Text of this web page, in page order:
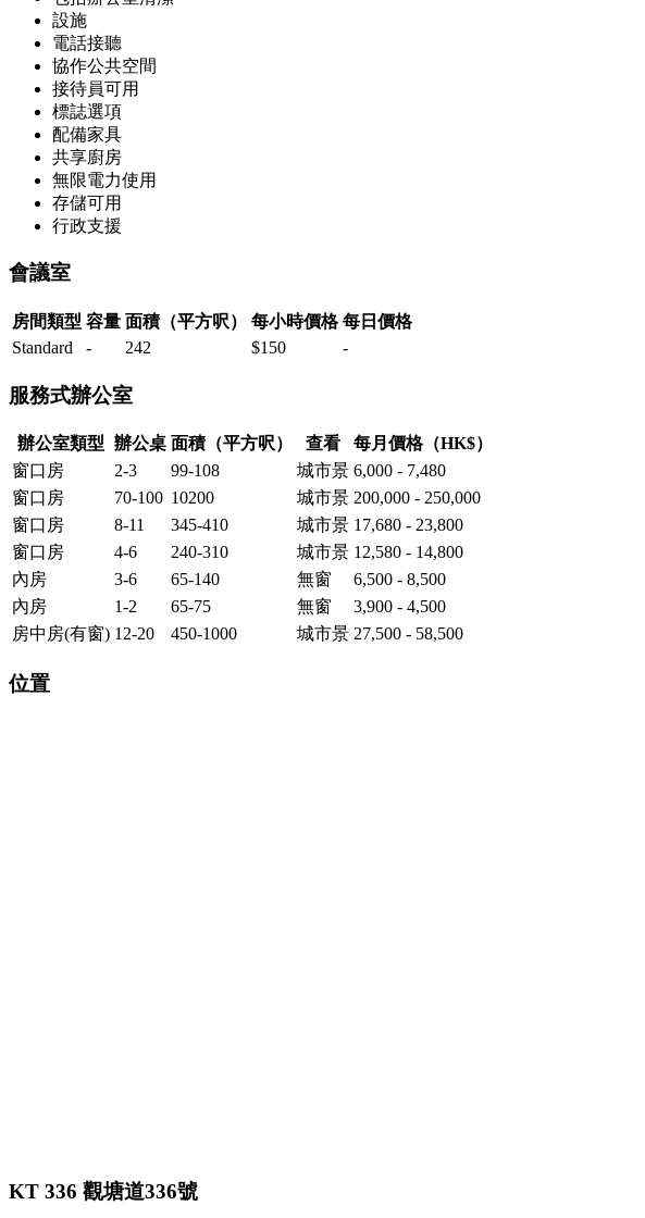
設施
電話接聽
協作公共空間
接待員可用
標誌選項
配備家具
共享廚房
無限電力使用
存儲可用
行政支援
會議室
房間類型 容量 面積（平方呎） 每小時價格 每日價格
Standard
- 242 $150 -
服務式辦公室
辦公室類型 辦公桌 面積（平方呎） 查看
每月價格（HK$）
窗口房
2-3 99-108 城市景 6,000 - 7,480
窗口房
70-100 10200 城市景 200,000 - 250,000
窗口房
8-11 345-410 城市景 17,680 - 23,800
窗口房
4-6 240-310 城市景 12,580 - 14,800
內房
3-6 65-140 無窗
6,500 - 8,500
內房
1-2 65-75 無窗
3,900 - 4,500
房中房(有窗) 12-20 450-1000 城市景 27,500 - 58,500
位置
KT 336 觀塘道336號